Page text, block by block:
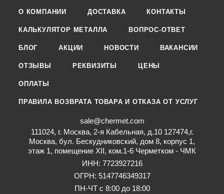
О КОМПАНИИ ДОСТАВКА КОНТАКТЫ
КАЛЬКУЛЯТОР МЕТАЛЛА ВОПРОС-ОТВЕТ
БЛОГ АКЦИИ НОВОСТИ ВАКАНСИИ
ОТЗЫВЫ РЕКВИЗИТЫ ЦЕНЫ
ОПЛАТЫ
ПРАВИЛА ВОЗВРАТА ТОВАРА И ОТКАЗА ОТ УСЛУГ
sale@chermet.com
111024, г. Москва, 2-я Кабельная, д.10 127474,г.
Москва, бул. Бескудниковский, дом 8, корпус 1,
этаж 1, помещение XII, ком.1-6 Черметком - ЧМК
ИНН: 7723927216
ОГРН: 5147746349317
ПН-ЧТ с 8:00 до 18:00